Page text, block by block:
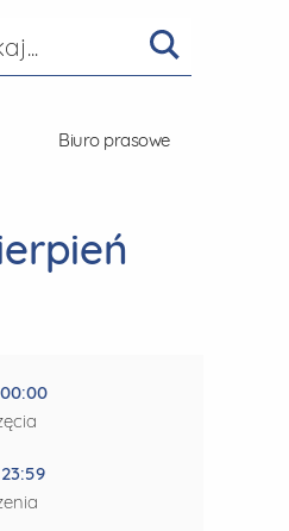
Biuro prasowe
00:00
23:59